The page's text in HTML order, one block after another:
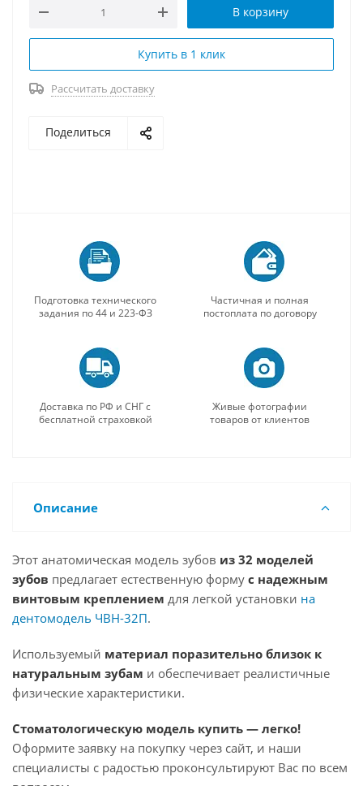
В корзину
Купить в 1 клик
Рассчитать доставку
Поделиться
Подготовка технического
задания по 44 и 223-ФЗ
Частичная и полная
постоплата по договору
Доставка по РФ и СНГ с
бесплатной страховкой
Живые фотографии
товаров от клиентов
Описание
Этот анатомическая модель зубов из 32 моделей
зубов предлагает естественную форму с надежным
винтовым креплением для легкой установки на
дентомодель ЧВН-32П.
Используемый материал поразительно близок к
натуральным зубам и обеспечивает реалистичные
физические характеристики.
Стоматологическую модель купить — легко!
Оформите заявку на покупку через сайт, и наши
специалисты с радостью проконсультируют Вас по всем